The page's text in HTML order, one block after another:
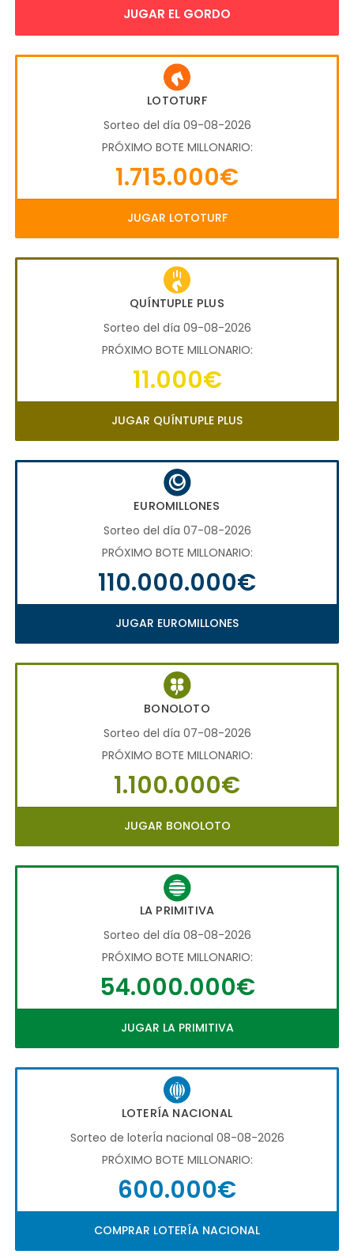
JUGAR EL GORDO
LOTOTURF
Sorteo del día 09-08-2026
PRÓXIMO BOTE MILLONARIO:
1.715.000€
JUGAR LOTOTURF
QUÍNTUPLE PLUS
Sorteo del día 09-08-2026
PRÓXIMO BOTE MILLONARIO:
11.000€
JUGAR QUÍNTUPLE PLUS
EUROMILLONES
Sorteo del día 07-08-2026
PRÓXIMO BOTE MILLONARIO:
110.000.000€
JUGAR EUROMILLONES
BONOLOTO
Sorteo del día 07-08-2026
PRÓXIMO BOTE MILLONARIO:
1.100.000€
JUGAR BONOLOTO
LA PRIMITIVA
Sorteo del día 08-08-2026
PRÓXIMO BOTE MILLONARIO:
54.000.000€
JUGAR LA PRIMITIVA
LOTERÍA NACIONAL
Sorteo de loterÍa nacional 08-08-2026
PRÓXIMO BOTE MILLONARIO:
600.000€
COMPRAR LOTERÍA NACIONAL